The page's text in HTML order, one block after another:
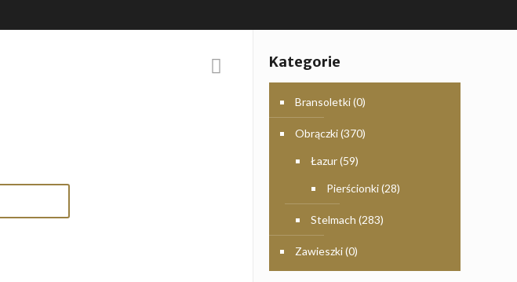
Kategorie
Bransoletki(0)
Obrączki(370)
Łazur(59)
Pierścionki(28)
Stelmach (283)
Zawieszki(0)